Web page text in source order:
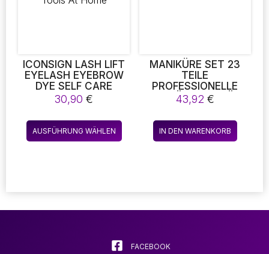
werden
ICONSIGN LASH LIFT
EYELASH EYEBROW
DYE SELF CARE
BEAUTY TINT KIT
LASHES PERM SET
BROW LAMINATION
MAKEUP TOOLS AT
HOME
30,90€
AUSFÜHRUNG WÄHLEN
Dieses
Produkt
auf.
auf
MANIKÜRE SET 23
TEILE
PROFESSIONELLE
MANIKÜRE PEDIKÜRE
FÜR ZUHAUSE
43,92 €
IN DEN WARENKORB
FACEBOOK